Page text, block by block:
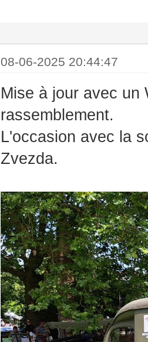
08-06-2025 20:44:47
Mise à jour avec un
rassemblement.
L'occasion avec la
Zvezda.